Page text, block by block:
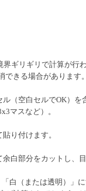
ギリギリで計算が行
できる場合があります
（空白セルでOK）
マスなど）。
り付けます。
白部分をカットし、
白（または透明）」